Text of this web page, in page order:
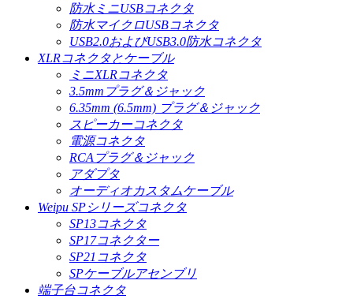
防水ミニUSBコネクタ
防水マイクロUSBコネクタ
USB2.0およびUSB3.0防水コネクタ
XLRコネクタとケーブル
ミニXLRコネクタ
3.5mmプラグ＆ジャック
6.35mm (6.5mm) プラグ＆ジャック
スピーカーコネクタ
電源コネクタ
RCAプラグ＆ジャック
アダプタ
オーディオカスタムケーブル
Weipu SPシリーズコネクタ
SP13コネクタ
SP17コネクター
SP21コネクタ
SPケーブルアセンブリ
端子台コネクタ